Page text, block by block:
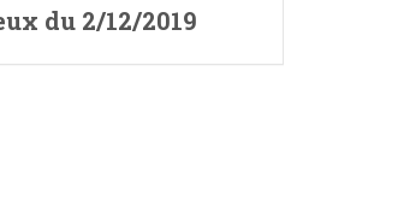
du 2/12/2019